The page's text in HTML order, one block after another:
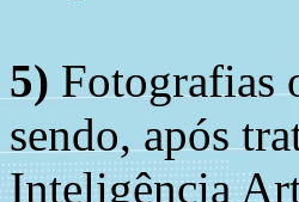
5) Fotografias
sendo, após
Inteligência